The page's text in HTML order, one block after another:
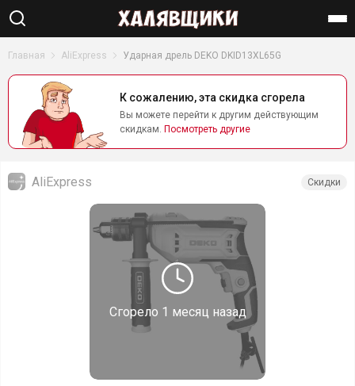
Главная AliExpress Ударная дрель DEKO DKID13XL65G
К сожалению, эта скидка сгорела
Вы можете перейти к другим действующим
скидкам. Посмотреть другие
Сгорело 1 месяц назад
AliExpress Скидки